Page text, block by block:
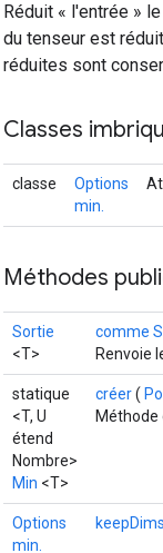
Réduit « l'entrée »
du tenseur est
réduites sont
Classes
classe
Options
min.
Méthodes
Sortie
<T>
comme
Renvoie
statique
<T, U
étend
Nombre>
Min <T>
créer(
Méthode
Options
min.
keepDims